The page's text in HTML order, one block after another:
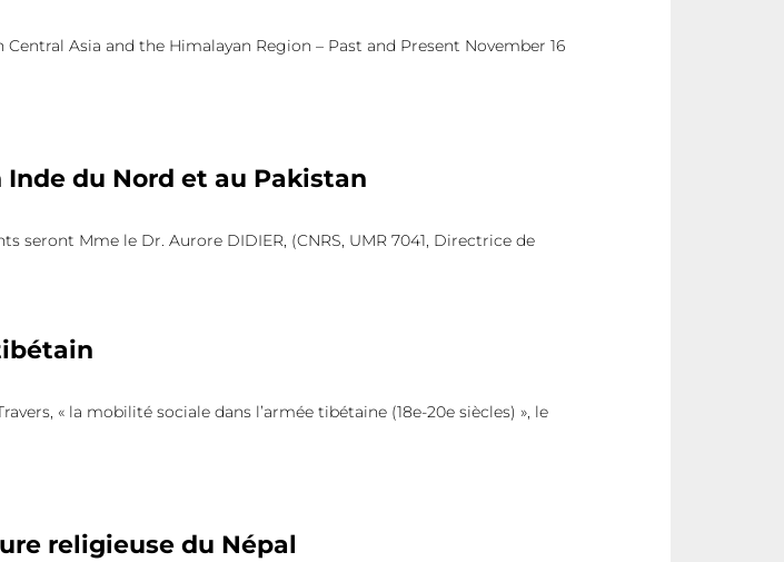
Asia and the Himalayan Region – Past and Present November 16
du Nord et au Pakistan
seront Mme le Dr. Aurore DIDIER, (CNRS, UMR 7041, Directrice de
« la mobilité sociale dans l’armée tibétaine (18e-20e siècles) », le
religieuse du Népal